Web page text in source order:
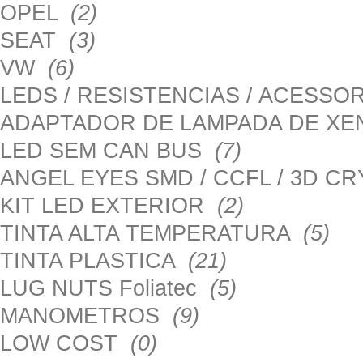
OPEL (2)
SEAT (3)
VW (6)
LEDS / RESISTENCIAS /
ADAPTADOR DE LAMPADA DE
LED SEM CAN BUS (7)
ANGEL EYES SMD / CCFL / 3D
KIT LED EXTERIOR (2)
TINTA ALTA TEMPERATURA (5)
TINTA PLASTICA (21)
LUG NUTS Foliatec (5)
MANOMETROS (9)
LOW COST (0)